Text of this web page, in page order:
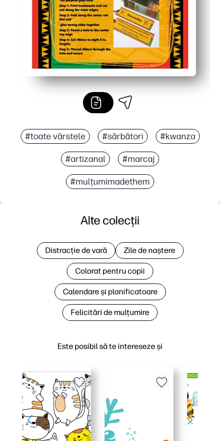
#toate vârstele #sărbători #kwanza
#artizanal #marcaj
#mulțumimadethem
Este posibil să te intereseze și
Alte colecții
Distracție de vară Zile de naștere
Colorat pentru copii
Calendare și planificatoare
Felicitări de mulțumire